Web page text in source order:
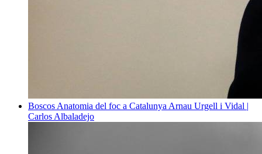
Boscos Anatomia del foc a Catalunya Arnau Urgell i Vidal |
Carlos Albaladejo